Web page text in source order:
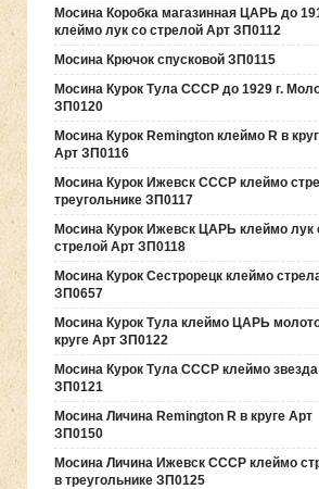
Мосина Коробка магазинная ЦАРЬ до
клеймо лук со стрелой Арт ЗП0112
Мосина Крючок спусковой ЗП0115
Мосина Курок Тула СССР до 1929 г.
ЗП0120
Мосина Курок Remington клеймо R в
Арт ЗП0116
Мосина Курок Ижевск СССР клеймо
треугольнике ЗП0117
Мосина Курок Ижевск ЦАРЬ клеймо лук
стрелой Арт ЗП0118
Мосина Курок Сестрорецк клеймо
ЗП0657
Мосина Курок Тула клеймо ЦАРЬ
круге Арт ЗП0122
Мосина Курок Тула СССР клеймо
ЗП0121
Мосина Личина Remington R в круге Арт
ЗП0150
Мосина Личина Ижевск СССР клеймо
в треугольнике ЗП0125